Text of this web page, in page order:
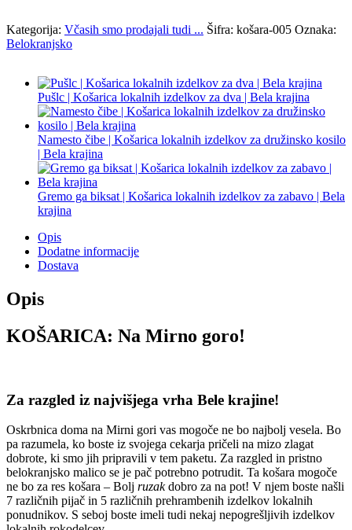
Kategorija: Včasih smo prodajali tudi ... Šifra: košara-005 Oznaka:
Belokranjsko
Pušlc | Košarica lokalnih izdelkov za dva | Bela krajina
Namesto čibe | Košarica lokalnih izdelkov za družinsko kosilo
| Bela krajina
Gremo ga biksat | Košarica lokalnih izdelkov za zabavo | Bela
krajina
Opis
Dodatne informacije
Dostava
Opis
KOŠARICA: Na Mirno goro!
Za razgled iz najvišjega vrha Bele krajine!
Oskrbnica doma na Mirni gori vas mogoče ne bo najbolj vesela. Bo
pa razumela, ko boste iz svojega cekarja pričeli na mizo zlagat
dobrote, ki smo jih pripravili v tem paketu. Za razgled in pristno
belokranjsko malico se je pač potrebno potrudit. Ta košara mogoče
ne bo za res košara – Bolj ruzakdobro za na pot! V njem boste našli
7 različnih pijač in 5 različnih prehrambenih izdelkov lokalnih
ponudnikov. S seboj boste imeli tudi nekaj nepogrešljivih izdelkov